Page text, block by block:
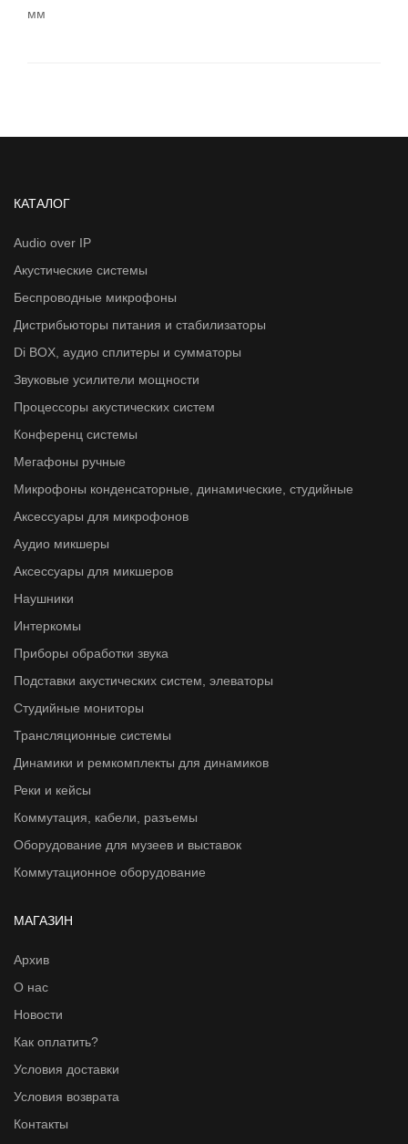
мм
КАТАЛОГ
Audio over IP
Акустические системы
Беспроводные микрофоны
Дистрибьюторы питания и стабилизаторы
Di BOX, аудио сплитеры и сумматоры
Звуковые усилители мощности
Процессоры акустических систем
Конференц системы
Мегафоны ручные
Микрофоны конденсаторные, динамические, студийные
Аксессуары для микрофонов
Аудио микшеры
Аксессуары для микшеров
Наушники
Интеркомы
Приборы обработки звука
Подставки акустических систем, элеваторы
Студийные мониторы
Трансляционные системы
Динамики и ремкомплекты для динамиков
Реки и кейсы
Коммутация, кабели, разъемы
Оборудование для музеев и выставок
Коммутационное оборудование
МАГАЗИН
Архив
О нас
Новости
Как оплатить?
Условия доставки
Условия возврата
Контакты